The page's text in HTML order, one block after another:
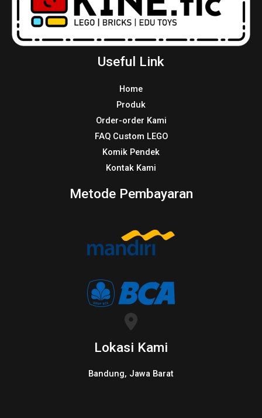
Useful Link
Home
Produk
Order-order Kami
FAQ Custom LEGO
Komik Pendek
Kontak Kami
Metode Pembayaran
Lokasi Kami
Bandung, Jawa Barat